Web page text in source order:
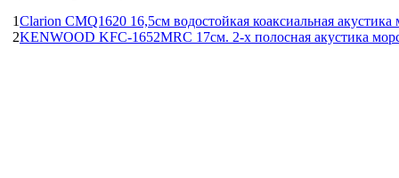
1Clarion CMQ1620 16,5см водостойкая коаксиальная акустика
2KENWOOD KFC-1652MRC 17см. 2-х полосная акустика